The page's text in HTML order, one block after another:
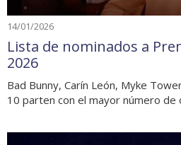
14/01/2026
Lista de nominados a
2026
Bad Bunny, Carín León, Myke
10 parten con el mayor número de